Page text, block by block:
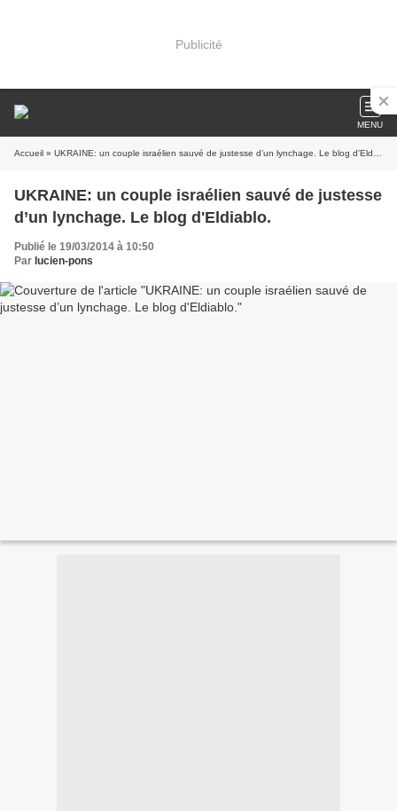
Publicité
MENU
Accueil » UKRAINE: un couple israélien sauvé de justesse d’un lynchage. Le blog d'Eldiablo.
UKRAINE: un couple israélien sauvé de justesse
d’un lynchage. Le blog d'Eldiablo.
Publié le 19/03/2014 à 10:50
Par lucien-pons